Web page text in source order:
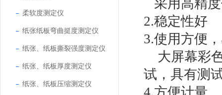
柔软度测定仪
纸张纸板弯曲挺度测定仪
纸张、纸板撕裂强度测定仪
纸张、纸板厚度测定仪
纸张、纸板压缩测定仪
采用高精
2.稳定性好
3.使用方便
大屏幕彩
试，具有测
4.方便计量